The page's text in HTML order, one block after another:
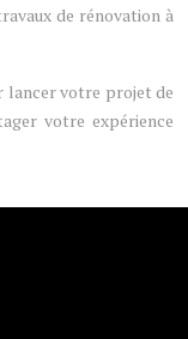
de rénovation à
lancer votre projet de
votre expérience